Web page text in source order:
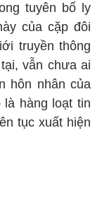
tuyên bố ly
của cặp đôi
truyền thông
vẫn chưa ai
hôn nhân của
hàng loạt tin
tục xuất hiện